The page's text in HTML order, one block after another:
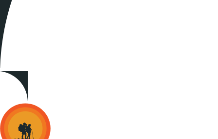
Cammini
d&#039;Italia